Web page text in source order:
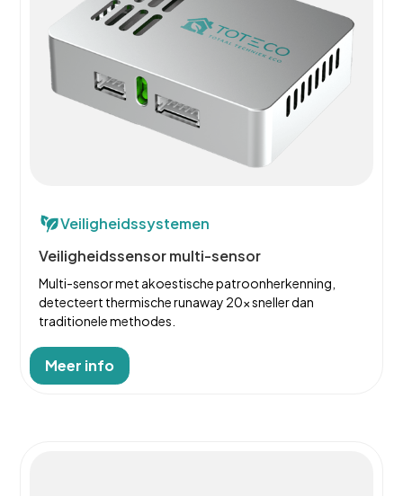
Veiligheidssystemen
Veiligheidssensor multi-sensor
Multi-sensor met akoestische patroonherkenning,
detecteert thermische runaway 20x sneller dan
traditionele methodes.
Meer info